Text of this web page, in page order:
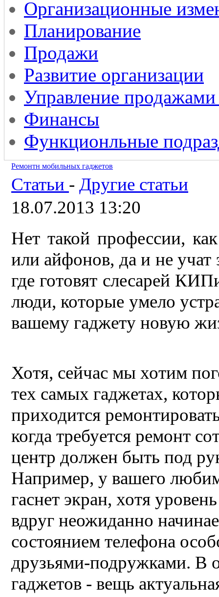
Организационные
Планирование
Продажи
Развитие организации
Управление
Финансы
Функционльные
Ремонтн мобильных гаджетов
Статьи - Другие статьи
18.07.2013 13:20
Нет такой профессии,
или айфонов, да и не учат
где готовят слесарей
люди, которые умело
вашему гаджету новую
Хотя, сейчас мы хотим
тех самых гаджетах,
приходится
когда требуется ремонт
центр должен быть под
Например, у вашего
гаснет экран, хотя
вдруг неожиданно
состоянием телефона
друзьями-подружками. В
гаджетов - вещь